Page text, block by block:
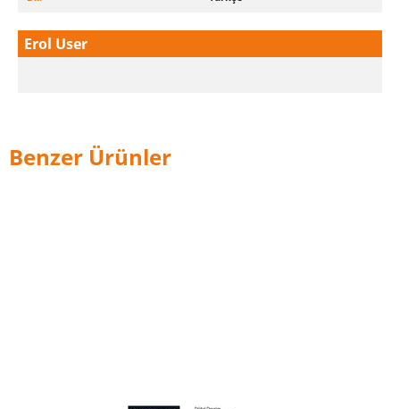
Erol User
Benzer Ürünler